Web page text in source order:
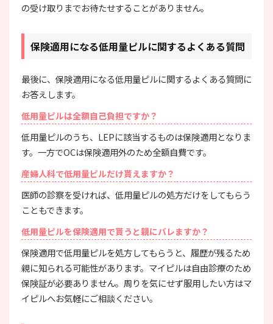
の受け取りまでお待たせすることがありません。
保険適用になる低用量ピルに関するよくある質問
最後に、保険適用になる低用量ピルに関するよくある質問に
お答えします。
低用量ピルは全額自己負担ですか？
低用量ピルのうち、LEPに該当するものは保険適用となりま
す。一方でOCは保険適用外のため全額自費です。
産婦人科で低用量ピルだけ貰えますか？
医師の診察を受ければ、低用量ピルの処方だけをしてもらう
こともできます。
低用量ピルを保険適用で貰うと親にバレますか？
保険適用で低用量ピルを処方してもらうと、履歴が残るため
親に知られる可能性があります。マイピルは自由診療のため
保険証が必要ありません。周りを気にせず服用したい方はマ
イピルへお気軽にご相談ください。